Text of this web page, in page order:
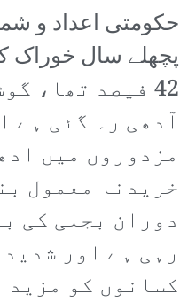
حکومتی اعداد و
پچھلے سال خوراک
42 فیصد تھا،
آدھی رہ گئی ہے
مزدوروں میں
خریدنا معمول
دوران بجلی کی
رہی ہے اور
کسانوں کو